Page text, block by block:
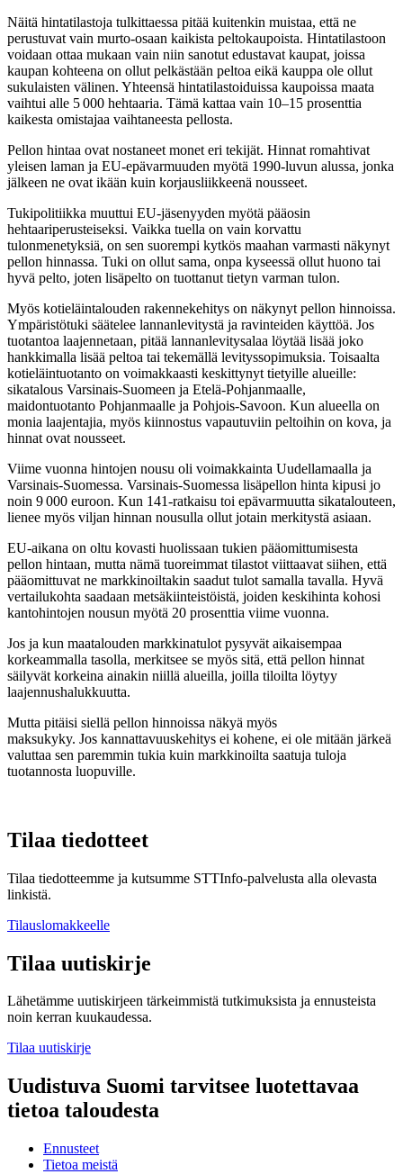
Näitä hintatilastoja tulkittaessa pitää kuitenkin muistaa, että ne
perustuvat vain murto-osaan kaikista peltokaupoista. Hintatilastoon
voidaan ottaa mukaan vain niin sanotut edustavat kaupat, joissa
kaupan kohteena on ollut pelkästään peltoa eikä kauppa ole ollut
sukulaisten välinen. Yhteensä hintatilastoiduissa kaupoissa maata
vaihtui alle 5 000 hehtaaria. Tämä kattaa vain 10–15 prosenttia
kaikesta omistajaa vaihtaneesta pellosta.
Pellon hintaa ovat nostaneet monet eri tekijät. Hinnat romahtivat
yleisen laman ja EU-epävarmuuden myötä 1990-luvun alussa, jonka
jälkeen ne ovat ikään kuin korjausliikkeenä nousseet.
Tukipolitiikka muuttui EU-jäsenyyden myötä pääosin
hehtaariperusteiseksi. Vaikka tuella on vain korvattu
tulonmenetyksiä, on sen suorempi kytkös maahan varmasti näkynyt
pellon hinnassa. Tuki on ollut sama, onpa kyseessä ollut huono tai
hyvä pelto, joten lisäpelto on tuottanut tietyn varman tulon.
Myös kotieläintalouden rakennekehitys on näkynyt pellon hinnoissa.
Ympäristötuki säätelee lannanlevitystä ja ravinteiden käyttöä. Jos
tuotantoa laajennetaan, pitää lannanlevitysalaa löytää lisää joko
hankkimalla lisää peltoa tai tekemällä levityssopimuksia. Toisaalta
kotieläintuotanto on voimakkaasti keskittynyt tietyille alueille:
sikatalous Varsinais-Suomeen ja Etelä-Pohjanmaalle,
maidontuotanto Pohjanmaalle ja Pohjois-Savoon. Kun alueella on
monia laajentajia, myös kiinnostus vapautuviin peltoihin on kova, ja
hinnat ovat nousseet.
Viime vuonna hintojen nousu oli voimakkainta Uudellamaalla ja
Varsinais-Suomessa. Varsinais-Suomessa lisäpellon hinta kipusi jo
noin 9 000 euroon. Kun 141-ratkaisu toi epävarmuutta sikatalouteen,
lienee myös viljan hinnan nousulla ollut jotain merkitystä asiaan.
EU-aikana on oltu kovasti huolissaan tukien pääomittumisesta
pellon hintaan, mutta nämä tuoreimmat tilastot viittaavat siihen, että
pääomittuvat ne markkinoiltakin saadut tulot samalla tavalla. Hyvä
vertailukohta saadaan metsäkiinteistöistä, joiden keskihinta kohosi
kantohintojen nousun myötä 20 prosenttia viime vuonna.
Jos ja kun maatalouden markkinatulot pysyvät aikaisempaa
korkeammalla tasolla, merkitsee se myös sitä, että pellon hinnat
säilyvät korkeina ainakin niillä alueilla, joilla tiloilta löytyy
laajennushalukkuutta.
Mutta pitäisi siellä pellon hinnoissa näkyä myös
maksukyky. Jos kannattavuuskehitys ei kohene, ei ole mitään järkeä
valuttaa sen paremmin tukia kuin markkinoilta saatuja tuloja
tuotannosta luopuville.
Tilaa tiedotteet
Tilaa tiedotteemme ja kutsumme STTInfo-palvelusta alla olevasta
linkistä.
Tilauslomakkeelle
Tilaa uutiskirje
Lähetämme uutiskirjeen tärkeimmistä tutkimuksista ja ennusteista
noin kerran kuukaudessa.
Tilaa uutiskirje
Uudistuva Suomi tarvitsee luotettavaa
tietoa taloudesta
Ennusteet
Tietoa meistä